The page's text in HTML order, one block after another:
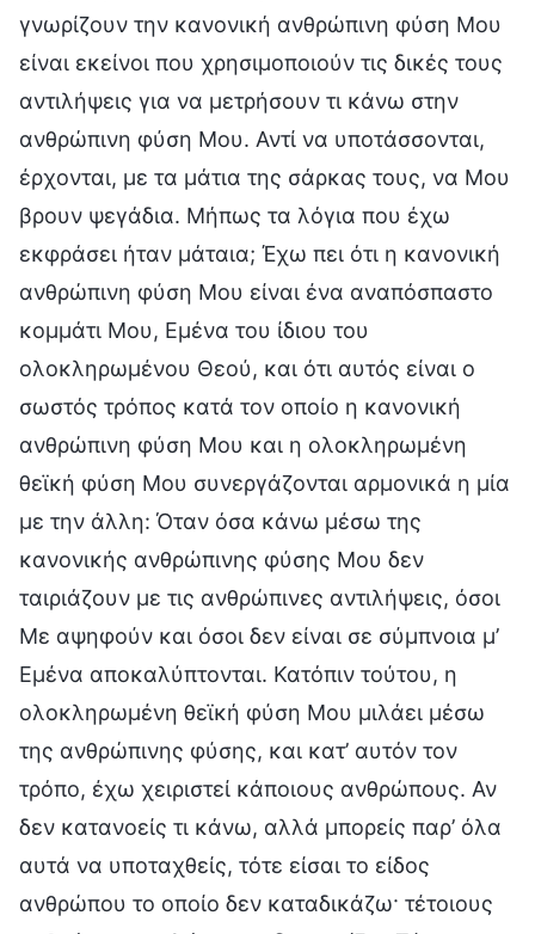
γνωρίζουν την κανονική ανθρώπινη φύση Μου
είναι εκείνοι που χρησιμοποιούν τις δικές τους
αντιλήψεις για να μετρήσουν τι κάνω στην
ανθρώπινη φύση Μου. Αντί να υποτάσσονται,
έρχονται, με τα μάτια της σάρκας τους, να Μου
βρουν ψεγάδια. Μήπως τα λόγια που έχω
εκφράσει ήταν μάταια; Έχω πει ότι η κανονική
ανθρώπινη φύση Μου είναι ένα αναπόσπαστο
κομμάτι Μου, Εμένα του ίδιου του
ολοκληρωμένου Θεού, και ότι αυτός είναι ο
σωστός τρόπος κατά τον οποίο η κανονική
ανθρώπινη φύση Μου και η ολοκληρωμένη
θεϊκή φύση Μου συνεργάζονται αρμονικά η μία
με την άλλη: Όταν όσα κάνω μέσω της
κανονικής ανθρώπινης φύσης Μου δεν
ταιριάζουν με τις ανθρώπινες αντιλήψεις, όσοι
Με αψηφούν και όσοι δεν είναι σε σύμπνοια μ’
Εμένα αποκαλύπτονται. Κατόπιν τούτου, η
ολοκληρωμένη θεϊκή φύση Μου μιλάει μέσω
της ανθρώπινης φύσης, και κατ’ αυτόν τον
τρόπο, έχω χειριστεί κάποιους ανθρώπους. Αν
δεν κατανοείς τι κάνω, αλλά μπορείς παρ’ όλα
αυτά να υποταχθείς, τότε είσαι το είδος
ανθρώπου το οποίο δεν καταδικάζω· τέτοιους